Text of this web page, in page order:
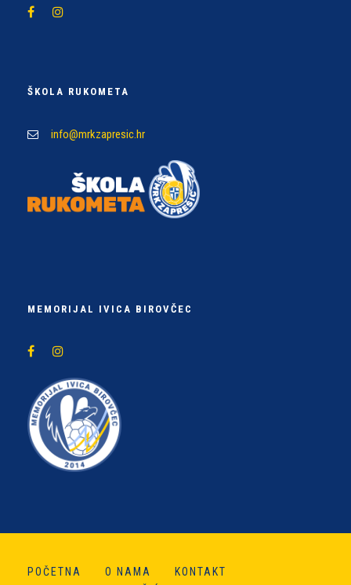
ŠKOLA RUKOMETA
info@mrkzapresic.hr
MEMORIJAL IVICA BIROVČEC
POČETNA O NAMA
KONTAKT